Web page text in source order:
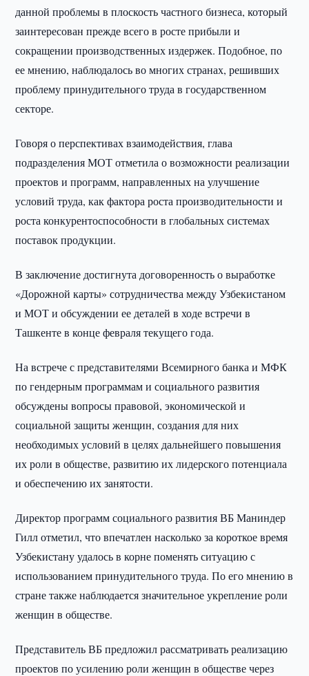
данной проблемы в плоскость частного бизнеса, который
заинтересован прежде всего в росте прибыли и
сокращении производственных издержек. Подобное, по
ее мнению, наблюдалось во многих странах, решивших
проблему принудительного труда в государственном
секторе.
Говоря о перспективах взаимодействия, глава
подразделения МОТ отметила о возможности реализации
проектов и программ, направленных на улучшение
условий труда, как фактора роста производительности и
роста конкурентоспособности в глобальных системах
поставок продукции.
В заключение достигнута договоренность о выработке
«Дорожной карты» сотрудничества между Узбекистаном
и МОТ и обсуждении ее деталей в ходе встречи в
Ташкенте в конце февраля текущего года.
На встрече с представителями Всемирного банка и МФК
по гендерным программам и социального развития
обсуждены вопросы правовой, экономической и
социальной защиты женщин, создания для них
необходимых условий в целях дальнейшего повышения
их роли в обществе, развитию их лидерского потенциала
и обеспечению их занятости.
Директор программ социального развития ВБ Маниндер
Гилл отметил, что впечатлен насколько за короткое время
Узбекистану удалось в корне поменять ситуацию с
использованием принудительного труда. По его мнению в
стране также наблюдается значительное укрепление роли
женщин в обществе.
Представитель ВБ предложил рассматривать реализацию
проектов по усилению роли женщин в обществе через